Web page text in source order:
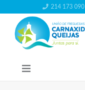
214 173 090